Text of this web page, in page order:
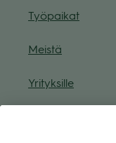
Työ­pai­kat
Meistä
Yri­tyk­sille
Muuta